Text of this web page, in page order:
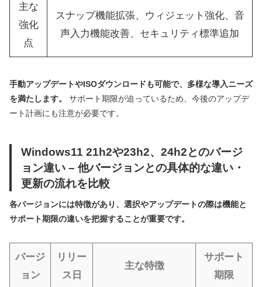
主な
強化
点
スナップ機能拡張、ウィジェット強化、音
声入力機能改善、セキュリティ標準追加
手動アップデートやISOダウンロードも可能で、多様な導入ニーズ
を満たします。
サポート期限が迫っているため、今後のアップデ
ート計画にも注意が必要です。
Windows11 21h2や23h2、24h2とのバージ
ョン違い – 他バージョンとの具体的な違い・
更新の流れを比較
各バージョンには特徴があり、選択やアップデートの際は機能と
サポート期限の違いを把握することが重要です。
バージ
ョン
リリー
ス日
主な特徴
サポート
期限